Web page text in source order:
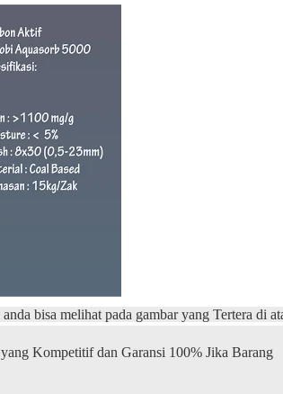
bisa melihat pada gambar yang Tertera di
Kompetitif dan Garansi 100% Jika Barang